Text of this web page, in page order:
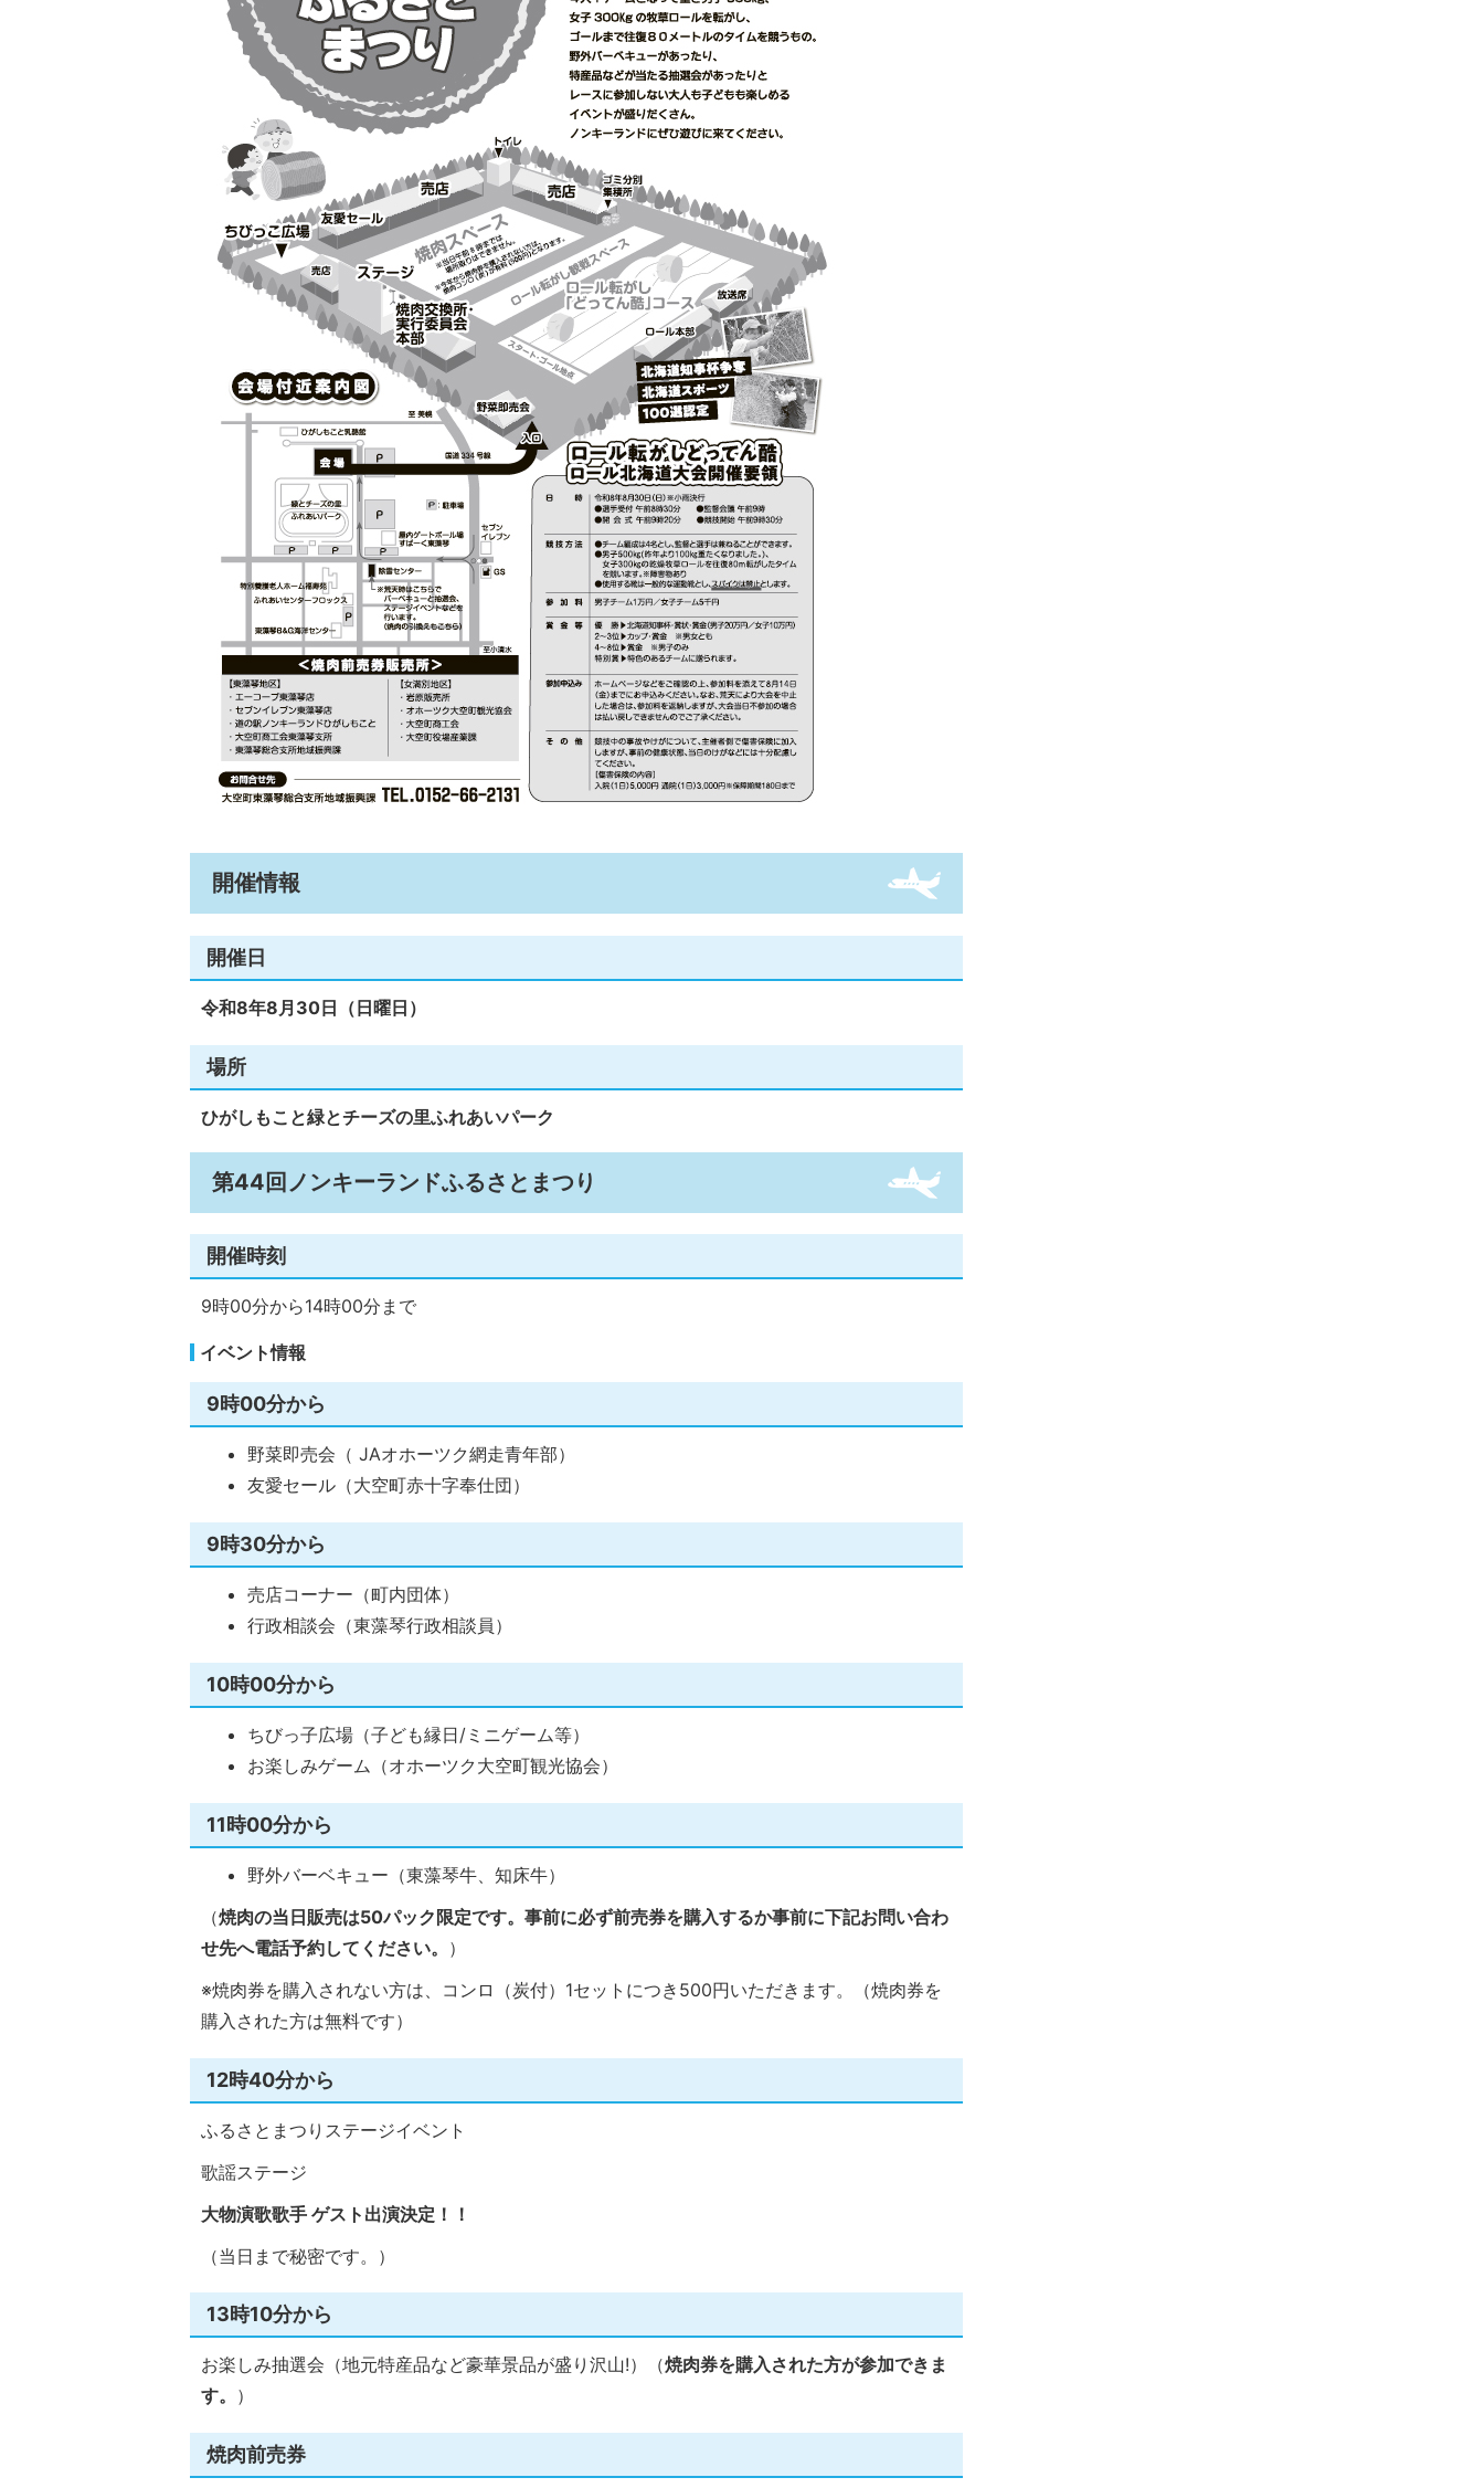
開催情報
開催日
令和8年8月30日（日曜日）
場所
ひがしもこと緑とチーズの里ふれあいパーク
第44回ノンキーランドふるさとまつり
開催時刻
9時00分から14時00分まで
イベント情報
9時00分から
野菜即売会（ JAオホーツク網走青年部）
友愛セール（大空町赤十字奉仕団）
9時30分から
売店コーナー（町内団体）
行政相談会（東藻琴行政相談員）
10時00分から
ちびっ子広場（子ども縁日/ミニゲーム等）
お楽しみゲーム（オホーツク大空町観光協会）
11時00分から
野外バーベキュー（東藻琴牛、知床牛）
（焼肉の当日販売は50パック限定です。事前に必ず前売券を購入するか事前に下記お問い合わ
せ先へ電話予約してください。 ）
※焼肉券を購入されない方は、コンロ（炭付）1セットにつき500円いただきます。（焼肉券を
購入された方は無料です）
12時40分から
ふるさとまつりステージイベント
歌謡ステージ
大物演歌歌手 ゲスト出演決定！！
（当日まで秘密です。）
13時10分から
お楽しみ抽選会（地元特産品など豪華景品が盛り沢山!）（焼肉券を購入された方が参加できま
す。 ）
焼肉前売券